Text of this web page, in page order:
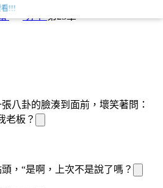
!!!
分享 第23章
八卦的臉湊到 面前，壞笑著問：
老板？
，“是啊，上次不是說了嗎？